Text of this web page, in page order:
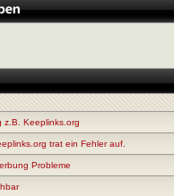
z.B. Keeplinks.org
trat ein Fehler auf.
Probleme